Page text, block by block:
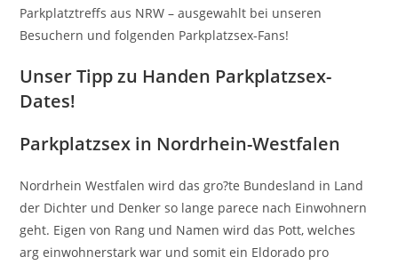
Parkplatztreffs aus NRW – ausgewahlt bei unseren
Besuchern und folgenden Parkplatzsex-Fans!
Unser Tipp zu Handen Parkplatzsex-
Dates!
Parkplatzsex in Nordrhein-Westfalen
Nordrhein Westfalen wird das gro?te Bundesland in Land
der Dichter und Denker so lange parece nach Einwohnern
geht. Eigen von Rang und Namen wird das Pott, welches
arg einwohnerstark war und somit ein Eldorado pro